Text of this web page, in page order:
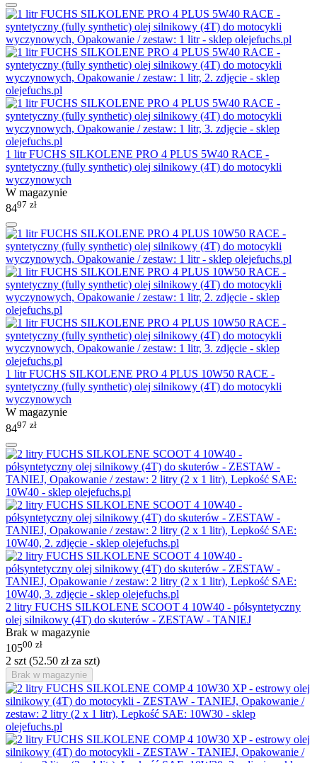
1 litr FUCHS SILKOLENE PRO 4 PLUS 5W40 RACE -
syntetyczny (fully synthetic) olej silnikowy (4T) do motocykli
wyczynowych
W magazynie
8497 zł
1 litr FUCHS SILKOLENE PRO 4 PLUS 10W50 RACE -
syntetyczny (fully synthetic) olej silnikowy (4T) do motocykli
wyczynowych
W magazynie
8497 zł
2 litry FUCHS SILKOLENE SCOOT 4 10W40 - półsyntetyczny
olej silnikowy (4T) do skuterów - ZESTAW - TANIEJ
Brak w magazynie
10500 zł
2 szt (52.50 złza szt)
Brak w magazynie